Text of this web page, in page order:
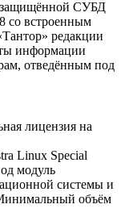
защищённой СУБД
со встроенным
редакции
информации
отведённым под
лицензия на
Linux Special
модуль
системы и
объём